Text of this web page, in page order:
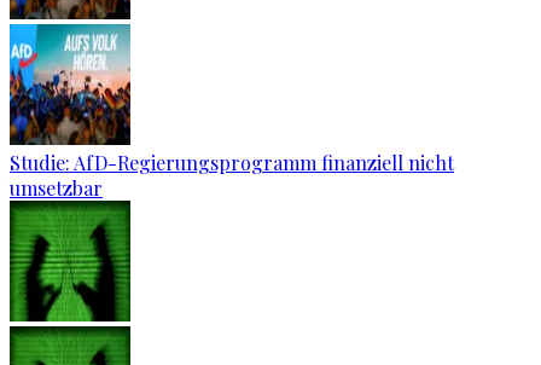
Studie: AfD-Regierungsprogramm finanziell nicht
umsetzbar